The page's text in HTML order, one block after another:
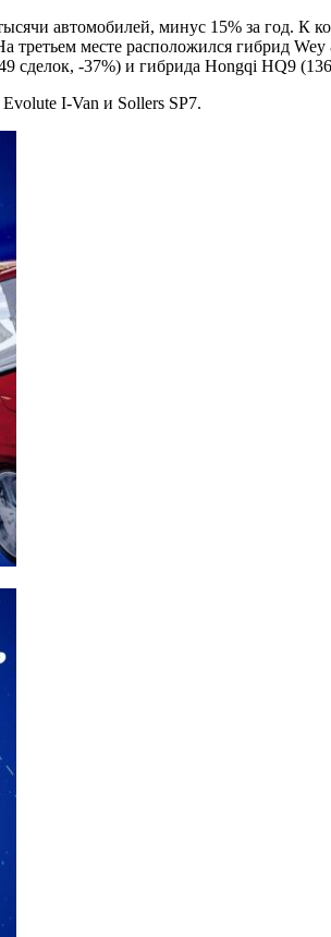
автомобилей, минус 15% за год. К
месте расположился гибрид
сделок, -37%) и гибрида Hongqi HQ9
I-Van и Sollers SP7.